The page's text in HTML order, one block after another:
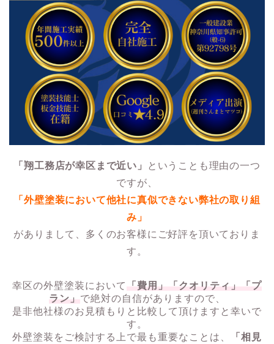
「翔工務店が幸区まで近い」
ということも理由の一つ
ですが、
「外壁塗装において他社に真似できない弊社の取り組
み」
がありまして、多くのお客様にご好評を頂いておりま
す。
幸区の外壁塗装において
「費用」「クオリティ」「プ
ラン」 で絶対の自信がありますので、
是非他社様のお見積もりと比較して頂けますと幸いで
す。
外壁塗装をご検討する上で最も重要なことは、
「相見